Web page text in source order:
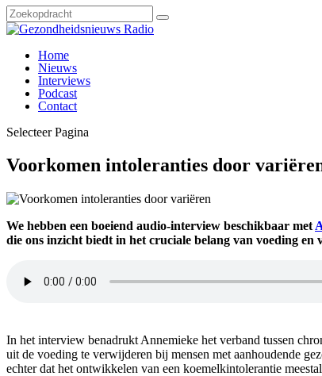
Home
Nieuws
Interviews
Podcast
Contact
Selecteer Pagina
Voorkomen intoleranties door
We hebben een boeiend audio-interview beschikbaar met
die ons inzicht biedt in het cruciale belang van voeding en
In het interview benadrukt Annemieke het verband tussen
uit de voeding te verwijderen bij mensen met aanhoudende
echter dat het ontwikkelen van een koemelkintolerantie